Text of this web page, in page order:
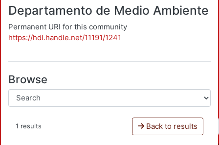
Departamento de Medio Ambiente
Permanent URI for this community
https://hdl.handle.net/11191/1241
Browse
1 results Back to results